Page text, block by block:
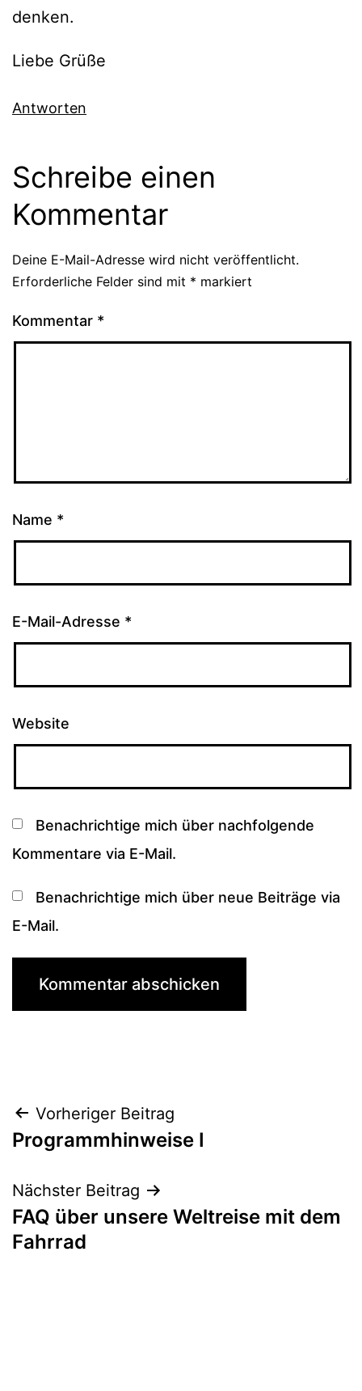
denken.
Liebe Grüße
Antworten
Schreibe einen
Kommentar
Deine E-Mail-Adresse wird nicht veröffentlicht.
Erforderliche Felder sind mit * markiert
Kommentar *
Name *
E-Mail-Adresse *
Website
Benachrichtige mich über nachfolgende
Kommentare via E-Mail.
Benachrichtige mich über neue Beiträge via
E-Mail.
Beitragsnavigation
Vorheriger Beitrag
Programmhinweise I
Nächster Beitrag
FAQ über unsere Weltreise mit dem
Fahrrad